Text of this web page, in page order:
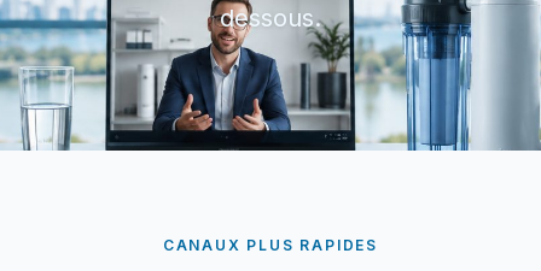
dessous.
CANAUX PLUS RAPIDES